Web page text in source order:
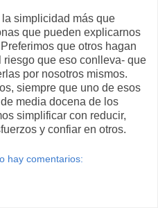
simplicidad más que
que pueden explicarnos
que otros hagan
riesgo que eso conlleva- que
por nosotros mismos.
siempre que uno de esos
media docena de los
simplificar con reducir,
y confiar en otros.
hay comentarios: